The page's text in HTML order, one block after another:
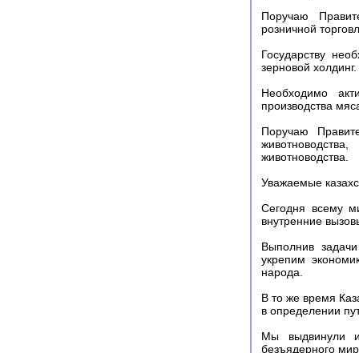
Поручаю
розничной
Государству
зерновой холдинг.
Необходимо
производства
Поручаю
животноводства.
Уважаемые
Сегодня всему
внутренние
Выполнив
укрепим
народа.
В то же время
в определении
Мы выдвинули
безъядерного